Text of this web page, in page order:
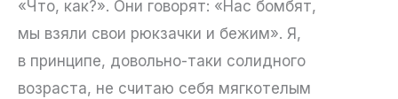
«Что, как?». Они говорят: «Нас бомбят,
мы взяли свои рюкзачки и бежим». Я,
в принципе, довольно-таки солидного
возраста, не считаю себя мягкотелым